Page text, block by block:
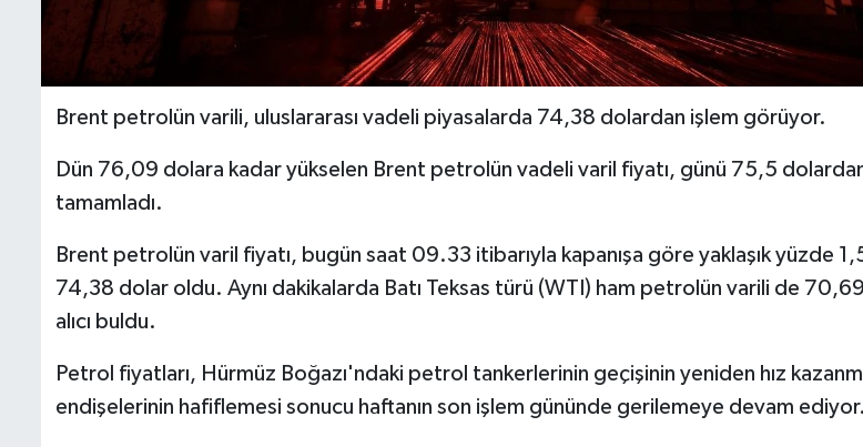
Brent petrolün varili, uluslararası vadeli piyasalarda 74,38 dolardan işlem görüyor.
Dün 76,09 dolara kadar yükselen Brent petrolün vadeli varil fiyatı, günü 75,5
tamamladı.
Brent petrolün varil fiyatı, bugün saat 09.33 itibarıyla kapanışa göre yaklaşık yüzde
74,38 dolar oldu. Aynı dakikalarda Batı Teksas türü (WTI) ham petrolün varili de
alıcı buldu.
Petrol fiyatları, Hürmüz Boğazı'ndaki petrol tankerlerinin geçişinin yeniden hız
endişelerinin hafiflemesi sonucu haftanın son işlem gününde gerilemeye devam ediyor.